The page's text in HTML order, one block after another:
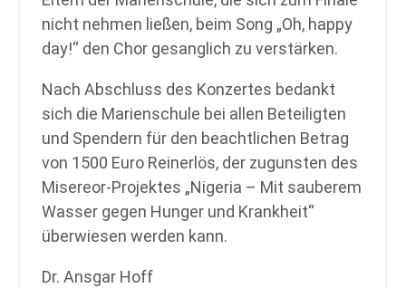
nicht nehmen ließen, beim Song „Oh, happy
day!“ den Chor gesanglich zu verstärken.
Nach Abschluss des Konzertes bedankt
sich die Marienschule bei allen Beteiligten
und Spendern für den beachtlichen Betrag
von 1500 Euro Reinerlös, der zugunsten des
Misereor-Projektes „Nigeria – Mit sauberem
Wasser gegen Hunger und Krankheit“
überwiesen werden kann.
Dr. Ansgar Hoff